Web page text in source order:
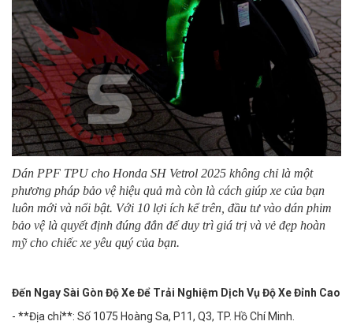
Dán PPF TPU cho Honda SH Vetrol 2025 không chỉ là một
phương pháp bảo vệ hiệu quả mà còn là cách giúp xe của bạn
luôn mới và nổi bật. Với 10 lợi ích kể trên, đầu tư vào dán phim
bảo vệ là quyết định đúng đắn để duy trì giá trị và vẻ đẹp hoàn
mỹ cho chiếc xe yêu quý của bạn.
Đến Ngay Sài Gòn Độ Xe Để Trải Nghiệm Dịch Vụ Độ Xe Đỉnh Cao
- **Địa chỉ**: Số 1075 Hoàng Sa, P11, Q3, TP. Hồ Chí Minh.